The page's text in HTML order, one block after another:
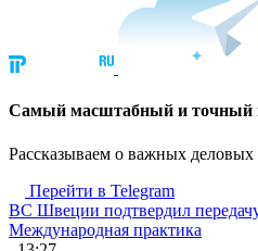
Cамый масштабный и точный
Рассказываем о важных
Перейти в Telegram
ВС Швеции подтвердил
Международная практика